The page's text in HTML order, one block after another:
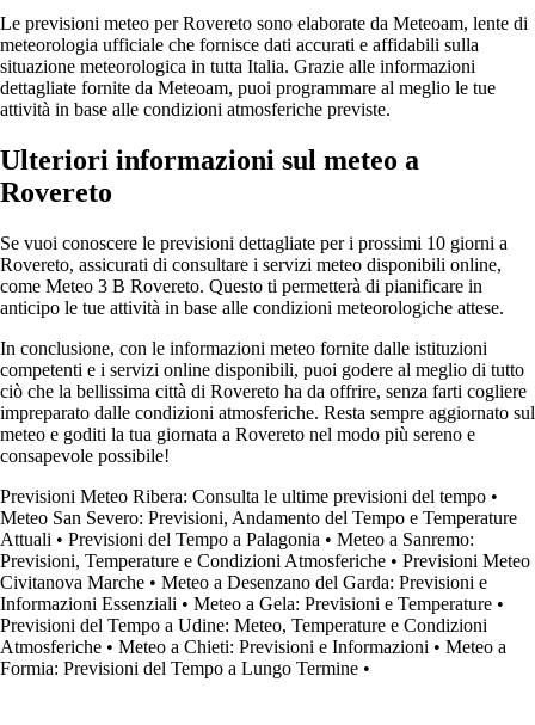
Le previsioni meteo per Rovereto sono elaborate da Meteoam, lente di
meteorologia ufficiale che fornisce dati accurati e affidabili sulla
situazione meteorologica in tutta Italia. Grazie alle informazioni
dettagliate fornite da Meteoam, puoi programmare al meglio le tue
attività in base alle condizioni atmosferiche previste.
Ulteriori informazioni sul meteo a
Rovereto
Se vuoi conoscere le previsioni dettagliate per i prossimi 10 giorni a
Rovereto, assicurati di consultare i servizi meteo disponibili online,
come Meteo 3 B Rovereto. Questo ti permetterà di pianificare in
anticipo le tue attività in base alle condizioni meteorologiche attese.
In conclusione, con le informazioni meteo fornite dalle istituzioni
competenti e i servizi online disponibili, puoi godere al meglio di tutto
ciò che la bellissima città di Rovereto ha da offrire, senza farti cogliere
impreparato dalle condizioni atmosferiche. Resta sempre aggiornato sul
meteo e goditi la tua giornata a Rovereto nel modo più sereno e
consapevole possibile!
Previsioni Meteo Ribera: Consulta le ultime previsioni del tempo •
Meteo San Severo: Previsioni, Andamento del Tempo e Temperature
Attuali • Previsioni del Tempo a Palagonia • Meteo a Sanremo:
Previsioni, Temperature e Condizioni Atmosferiche • Previsioni Meteo
Civitanova Marche • Meteo a Desenzano del Garda: Previsioni e
Informazioni Essenziali • Meteo a Gela: Previsioni e Temperature •
Previsioni del Tempo a Udine: Meteo, Temperature e Condizioni
Atmosferiche • Meteo a Chieti: Previsioni e Informazioni • Meteo a
Formia: Previsioni del Tempo a Lungo Termine •